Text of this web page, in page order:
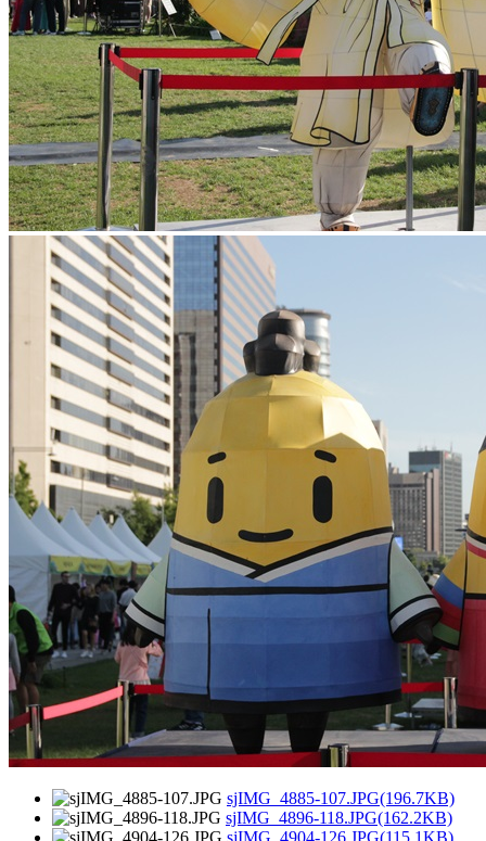
sjIMG_4885-107.JPG(196.7KB)
sjIMG_4896-118.JPG(162.2KB)
sjIMG_4904-126.JPG(115.1KB)